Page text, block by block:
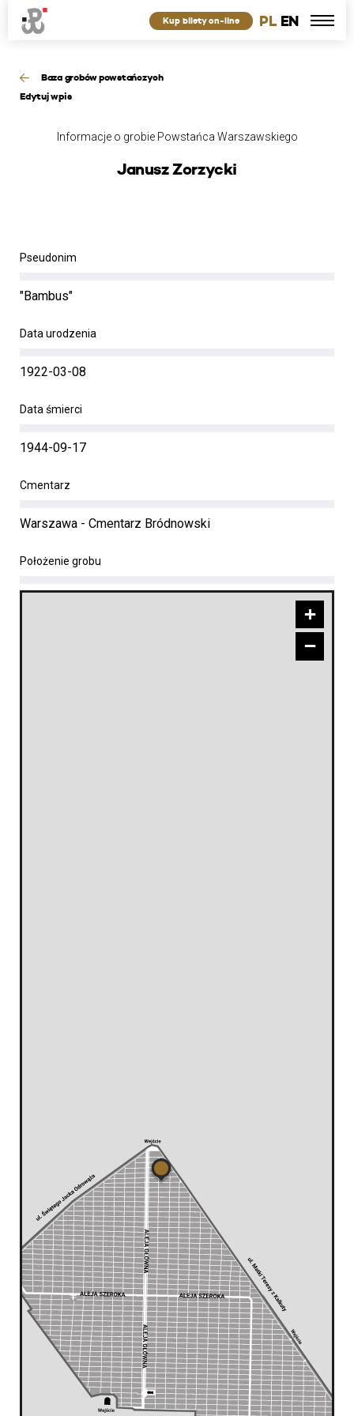
PL EN
Kup bilety on-line
Baza grobów powstańczych
Edytuj wpis
Informacje o grobie Powstańca Warszawskiego
Janusz Zorzycki
Pseudonim
"Bambus"
Data urodzenia
1922-03-08
Data śmierci
1944-09-17
Cmentarz
Warszawa - Cmentarz Bródnowski
Położenie grobu
+
−